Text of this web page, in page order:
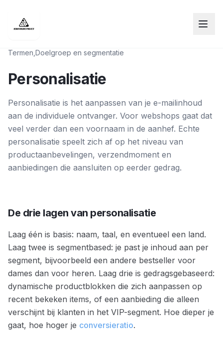
Termen Doelgroep en segmentatie
Personalisatie
Personalisatie is het aanpassen van je e-mailinhoud
aan de individuele ontvanger. Voor webshops gaat dat
veel verder dan een voornaam in de aanhef. Echte
personalisatie speelt zich af op het niveau van
productaanbevelingen, verzendmoment en
aanbiedingen die aansluiten op eerder gedrag.
De drie lagen van personalisatie
Laag één is basis: naam, taal, en eventueel een land.
Laag twee is segmentbased: je past je inhoud aan per
segment, bijvoorbeeld een andere bestseller voor
dames dan voor heren. Laag drie is gedragsgebaseerd:
dynamische productblokken die zich aanpassen op
recent bekeken items, of een aanbieding die alleen
verschijnt bij klanten in het VIP-segment. Hoe dieper je
gaat, hoe hoger je conversieratio.